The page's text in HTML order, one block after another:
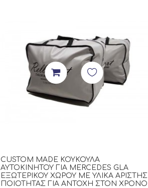
CUSTOM MADE ΚΟΥΚΟΎΛΑ
ΑΥΤΟΚΙΝΉΤΟΥ ΓΙΑ MERCEDES GLA
ΕΞΩΤΕΡΙΚΟΎ ΧΏΡΟΥ ΜΕ ΥΛΙΚΆ ΆΡΙΣΤΗΣ
ΠΟΙΌΤΗΤΑΣ ΓΙΑ ΑΝΤΟΧΉ ΣΤΟΝ ΧΡΌΝΟ